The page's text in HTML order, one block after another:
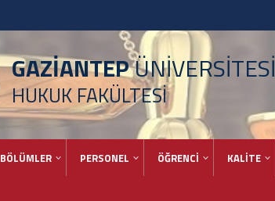
GAZİANTEPÜNİVERSİTESİ
HUKUK FAKÜLTESİ
BÖLÜMLER PERSONEL ÖĞRENCİ KALİTE